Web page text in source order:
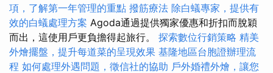
項，了解第一年管理的重點 撥筋療法 除白蟻專家，提供有
效的白蟻處理方案 Agoda通過提供獨家優惠和折扣而脫穎
而出，這使用戶更負擔得起旅行。 探索數位行銷策略 精美
外燴擺盤，提升每道菜的呈現效果 基隆地區台胞證辦理流
程 如何處理外遇問題，徵信社的協助 戶外婚禮外燴，讓您